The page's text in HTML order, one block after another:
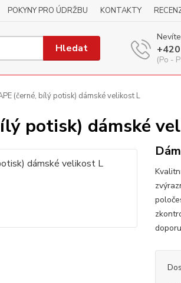
POKYNY PRO ÚDRŽBU KONTAKTY
Hledat
(Po -
(černé, bílý potisk) dámské velikost L
potisk) dámské